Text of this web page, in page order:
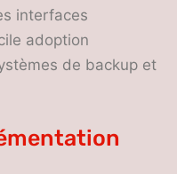
interfaces
adoption
de backup et